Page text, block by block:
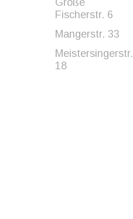
Große
Fischerstr. 6
Mangerstr. 33
Meistersingerstr.
18